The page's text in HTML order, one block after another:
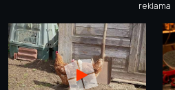
reklama